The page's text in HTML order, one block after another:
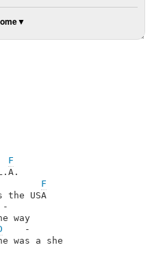
F
F
the USA
-
Plucked her eyebrows on the way
    -
was a she